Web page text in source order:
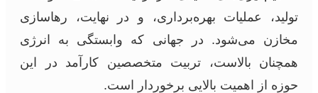
تولید، عملیات بهره‌برداری، و در نهایت، رهاسازی
مخازن می‌شود. در جهانی که وابستگی به انرژی
همچنان بالاست، تربیت متخصصین کارآمد در این
حوزه از اهمیت بالایی برخوردار است.